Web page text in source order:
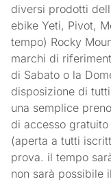
diversi prodotti
ebike Yeti, Pivot,
tempo) Rocky
marchi di
di Sabato o la
disposizione di
una semplice
di accesso
(aperta a tutti
prova. il tempo
non sarà possibile